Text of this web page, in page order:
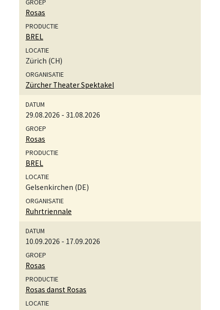
Rosas
BREL
Zürich (CH)
Zürcher Theater Spektakel
29.08.2026 - 31.08.2026
Rosas
BREL
Gelsenkirchen (DE)
Ruhrtriennale
10.09.2026 - 17.09.2026
Rosas
Rosas danst Rosas